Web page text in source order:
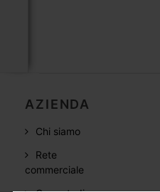
AZIENDA
Chi siamo
Rete
commerciale